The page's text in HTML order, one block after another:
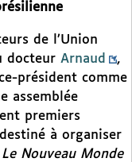
de l’Union
docteur Arnaud
,
président comme
assemblée
premiers
à organiser
Le Nouveau Monde